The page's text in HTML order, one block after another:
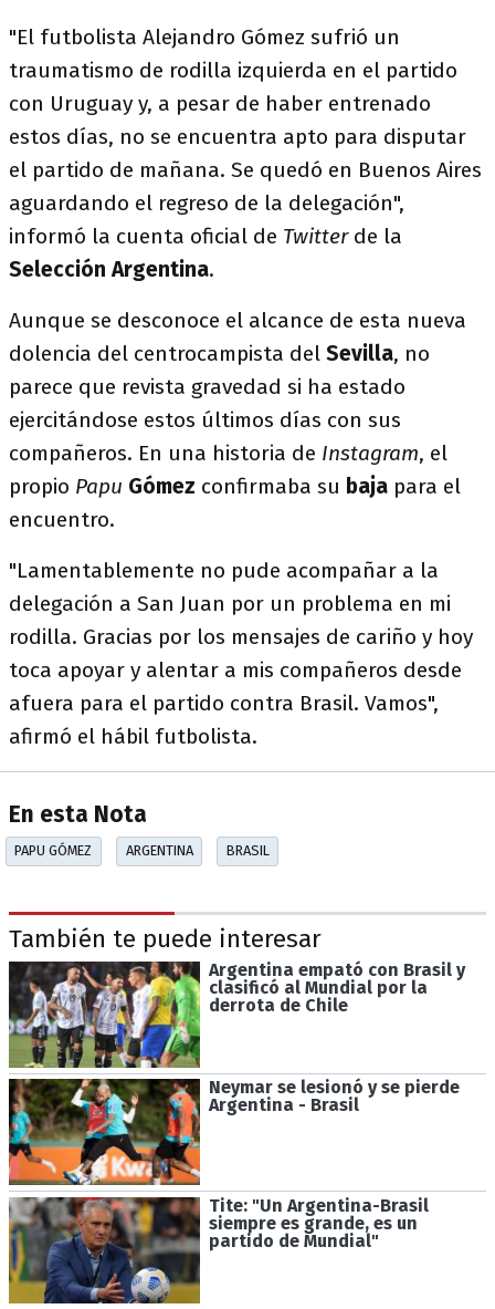
"El futbolista Alejandro Gómez sufrió un
traumatismo de rodilla izquierda en el partido
con Uruguay y, a pesar de haber entrenado
estos días, no se encuentra apto para disputar
el partido de mañana. Se quedó en Buenos Aires
aguardando el regreso de la delegación",
informó la cuenta oficial de Twitterde la
Selección Argentina.
Aunque se desconoce el alcance de esta nueva
dolencia del centrocampista del Sevilla, no
parece que revista gravedad si ha estado
ejercitándose estos últimos días con sus
compañeros. En una historia de Instagram, el
propio Papu Gómez confirmaba su baja para el
encuentro.
"Lamentablemente no pude acompañar a la
delegación a San Juan por un problema en mi
rodilla. Gracias por los mensajes de cariño y hoy
toca apoyar y alentar a mis compañeros desde
afuera para el partido contra Brasil. Vamos",
afirmó el hábil futbolista.
En esta Nota
PAPU GÓMEZ ARGENTINA BRASIL
También te puede interesar
Argentina empató con Brasil y
clasificó al Mundial por la
derrota de Chile
Neymar se lesionó y se pierde
Argentina - Brasil
Tite: "Un Argentina-Brasil
siempre es grande, es un
partido de Mundial"